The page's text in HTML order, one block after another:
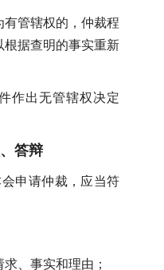
管辖权的，仲裁程
根据查明的事实重新
作出无管辖权决定
答辩
申请仲裁，应当符
求、事实和理由；